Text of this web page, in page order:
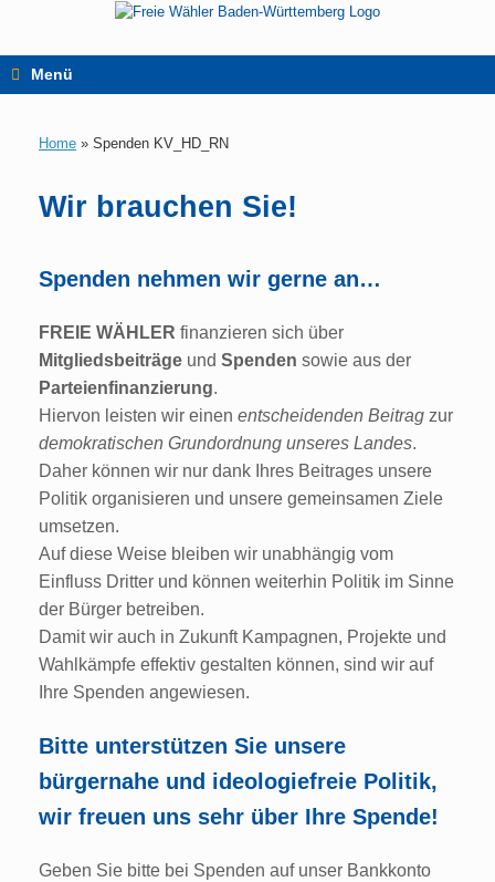
springen
Menü
Home » Spenden KV_HD_RN
Wir brauchen Sie!
Spenden nehmen wir gerne an…
FREIE WÄHLER finanzieren sich über
Mitgliedsbeiträge und Spenden sowie aus der
Parteienfinanzierung.
Hiervon leisten wir einen entscheidenden Beitrag zur
demokratischen Grundordnung unseres Landes.
Daher können wir nur dank Ihres Beitrages unsere
Politik organisieren und unsere gemeinsamen Ziele
umsetzen.
Auf diese Weise bleiben wir unabhängig vom
Einfluss Dritter und können weiterhin Politik im Sinne
der Bürger betreiben.
Damit wir auch in Zukunft Kampagnen, Projekte und
Wahlkämpfe effektiv gestalten können, sind wir auf
Ihre Spenden angewiesen.
Bitte unterstützen Sie unsere
bürgernahe und ideologiefreie Politik,
wir freuen uns sehr über Ihre Spende!
Geben Sie bitte bei Spenden auf unser Bankkonto